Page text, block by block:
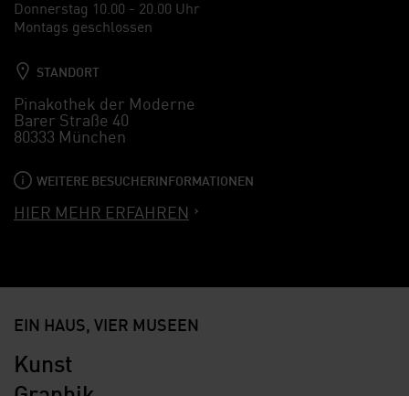
Donnerstag 10.00 - 20.00 Uhr
Montags geschlossen
STANDORT
Pinakothek der Moderne
Barer Straße 40
80333 München
WEITERE BESUCHERINFORMATIONEN
HIER MEHR ERFAHREN
EIN HAUS, VIER MUSEEN
Kunst